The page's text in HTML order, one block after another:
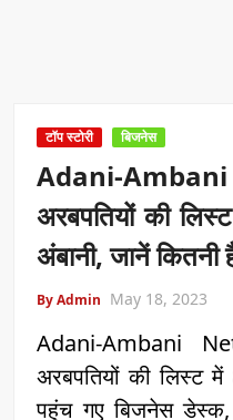
टॉप स्टोरी बिजनेस
Adani-
अरबपतियों की
अंबानी, जानें कितनी
By Admin May 18, 2023
Adani-Ambani
अरबपतियों की लिस्ट
पहुंच गए बिजनेस